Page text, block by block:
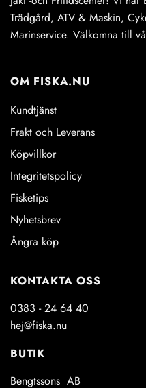
Trädgård, ATV & Maskin,
Marinservice. Välkomna till
OM FISKA.NU
Kundtjänst
Frakt och Leverans
Köpvillkor
Integritetspolicy
Fisketips
Nyhetsbrev
Ångra köp
KONTAKTA OSS
0383 - 24 64 40
hej@fiska.nu
BUTIK
Bengtssons AB